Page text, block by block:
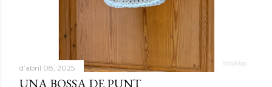
d’abril 08, 2025
UNA BOSSA DE PUNT